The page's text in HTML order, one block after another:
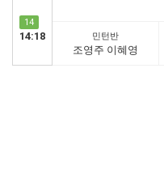
14
14:18 민턴반
조영주 이혜영